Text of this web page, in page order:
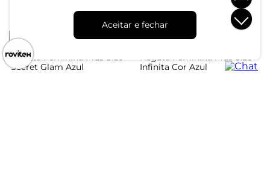
Aceitar e fechar
ou 2x de R$ 34,99 sem juros ou 1x de R$ 49,99 sem juros
Regata Feminina Plus Size
Secret Glam Azul
Infinita Cor Azul